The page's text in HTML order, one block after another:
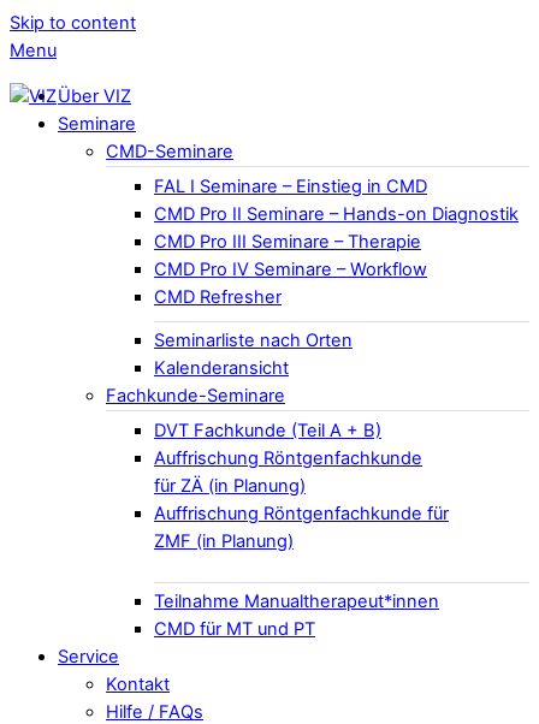
Skip to content
Menu
Über VIZ
Seminare
CMD-Seminare
FAL I Seminare – Einstieg in CMD
CMD Pro II Seminare – Hands-on Diagnostik
CMD Pro III Seminare – Therapie
CMD Pro IV Seminare – Workflow
CMD Refresher
Seminarliste nach Orten
Kalenderansicht
Fachkunde-Seminare
DVT Fachkunde (Teil A + B)
Auffrischung Röntgenfachkunde
für ZÄ (in Planung)
Auffrischung Röntgenfachkunde für
ZMF (in Planung)
Teilnahme Manualtherapeut*innen
CMD für MT und PT
Service
Kontakt
Hilfe / FAQs